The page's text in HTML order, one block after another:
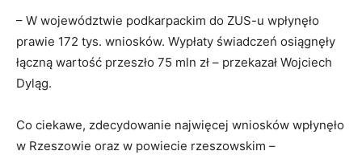
– W województwie podkarpackim do ZUS-u wpłynęło
prawie 172 tys. wniosków. Wypłaty świadczeń osiągnęły
łączną wartość przeszło 75 mln zł – przekazał Wojciech
Dyląg.
Co ciekawe, zdecydowanie najwięcej wniosków wpłynęło
w Rzeszowie oraz w powiecie rzeszowskim –